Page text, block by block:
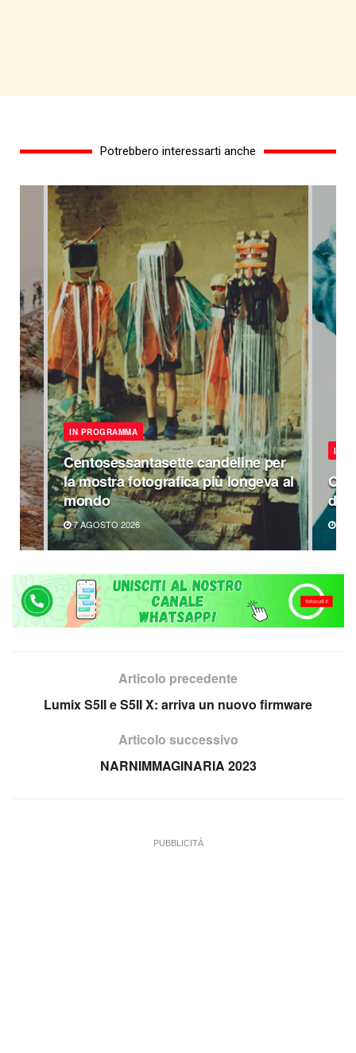
Potrebbero interessarti anche
IN PROGRAMMA
Centosessantasette candeline per
la mostra fotografica più longeva al
mondo
7 AGOSTO 2026
IN
di
6
Articolo precedente
Lumix S5II e S5II X: arriva un nuovo firmware
Articolo successivo
NARNIMMAGINARIA 2023
PUBBLICITÀ